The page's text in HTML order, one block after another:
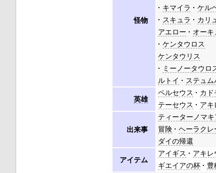
怪物
キマイラ
ケル
スキュラ
カリ
アエロー
オーキ
ケンタウロス
ケンタウリス
ミーノータウロ
ルトイ
ステュム
英雄
ペルセウス カド
テーセウス
アキ
出来事
ティーターノマキ
冒険
ヘーラク
ダイの帰還
アイテム
アイギス アキレ
ギエイアの杯
豊